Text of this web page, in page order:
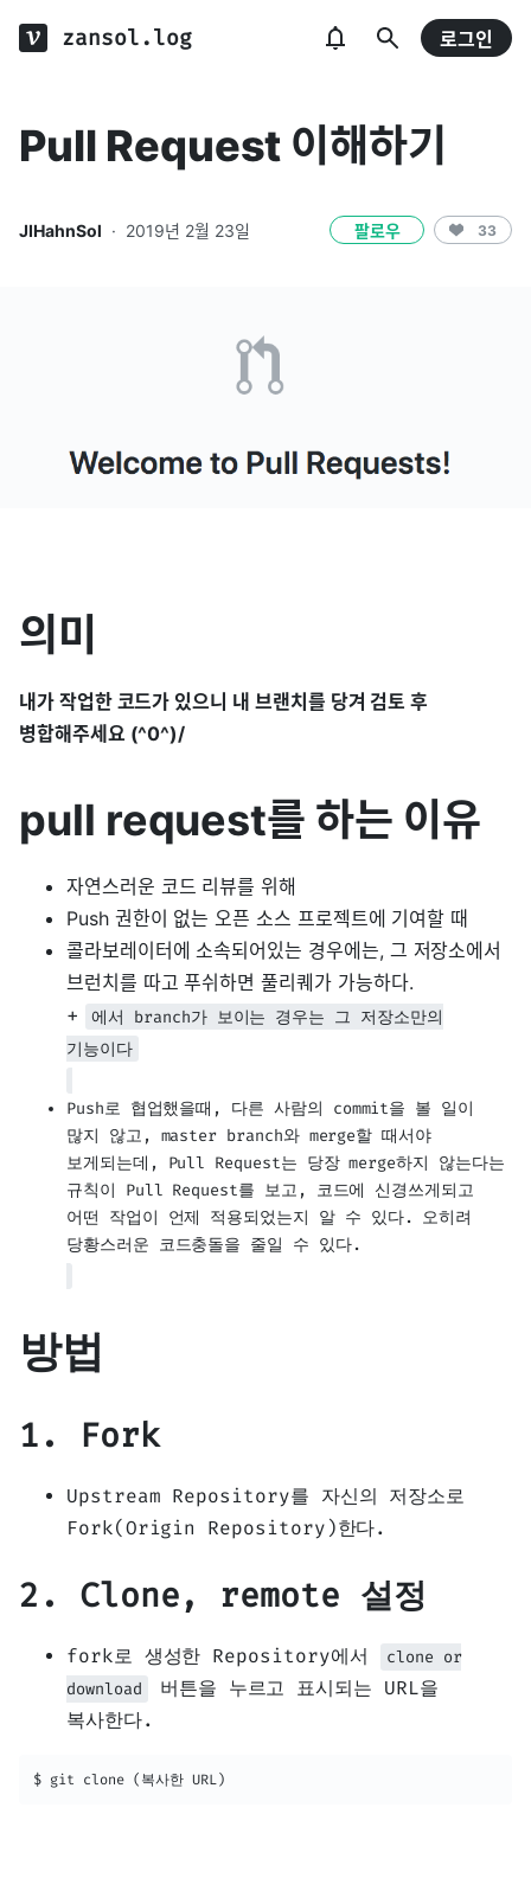
zansol.log 로그인
Pull Request 이해하기
JIHahnSol · 2019년 2월 23일 팔로우 33
의미
내가 작업한 코드가 있으니 내 브랜치를 당겨 검토 후
병합해주세요 (^0^)/
pull request를 하는 이유
자연스러운 코드 리뷰를 위해
Push 권한이 없는 오픈 소스 프로젝트에 기여할 때
콜라보레이터에 소속되어있는 경우에는, 그 저장소에서
브런치를 따고 푸쉬하면 풀리퀘가 가능하다.
+
에서 branch가 보이는 경우는 그 저장소만의
기능이다
Push로 협업했을때, 다른 사람의 commit을 볼 일이
많지 않고, master branch와 merge할 때서야
보게되는데, Pull Request는 당장 merge하지 않는다는
규칙이 Pull Request를 보고, 코드에 신경쓰게되고
어떤 작업이 언제 적용되었는지 알 수 있다. 오히려
당황스러운 코드충돌을 줄일 수 있다.
방법
1. Fork
Upstream Repository를 자신의 저장소로
Fork(Origin Repository)한다.
2. Clone, remote 설정
fork로 생성한 Repository에서
clone or
download
버튼을 누르고 표시되는 URL을
복사한다.
$ git clone (복사한 URL)